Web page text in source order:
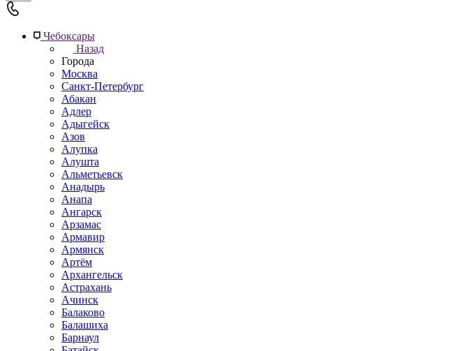
Чебоксары
Назад
Города
Москва
Санкт-Петербург
Абакан
Адлер
Адыгейск
Азов
Алупка
Алушта
Альметьевск
Анадырь
Анапа
Ангарск
Арзамас
Армавир
Армянск
Артём
Архангельск
Астрахань
Ачинск
Балаково
Балашиха
Барнаул